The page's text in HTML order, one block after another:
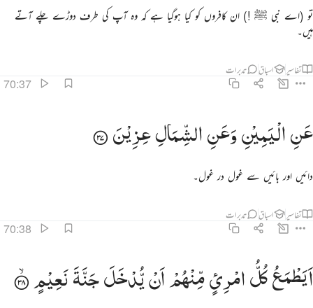
تو (اے نبی ﷺ !) ان کافروں کو کیا ہوگیا ہے کہ وہ آپ کی طرف دوڑے چلے آتے
ہیں۔
تفاسیر اسباق تدبرات
70:37
عَنِ ٱلْيَمِينِ وَعَنِ ٱلشِّمَالِ عِزِينَ ٣٧
عَنِالْیَمِیْنِوَعَنِالشِّمَالِعِزِیْنَ
دائیں اور بائیں سے غول در غول۔
تفاسیر اسباق تدبرات
70:38
ايطمع كل امري منهم ان يدخل جنة نعيم ٣٨
أَيَطْمَعُ كُلُّ ٱمْرِئٍۢ مِّنْهُمْ أَن يُدْخَلَ جَنَّةَ نَعِيمٍۢ ٣٨
اَیَطْمَعُكُلُّامْرِئٍمِّنْهُمْاَنْیُّدْخَلَجَنَّةَنَعِیْمٍ